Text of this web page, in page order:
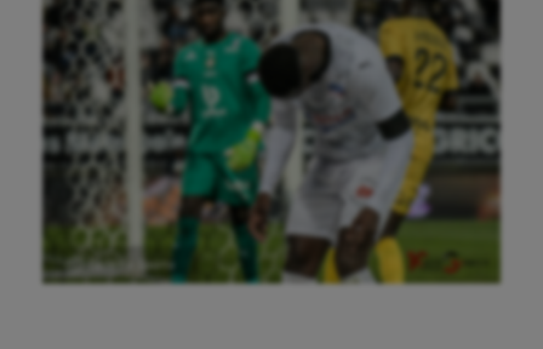
Ⓒ Gazette Sports